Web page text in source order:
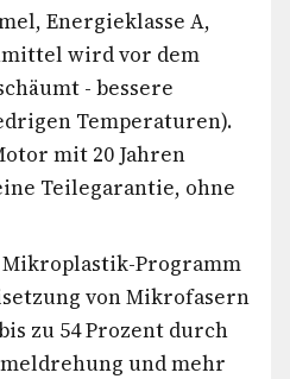
Energieklasse A,
wird vor dem
- bessere
Temperaturen).
mit 20 Jahren
Teilegarantie, ohne
Mikroplastik-Programm
von Mikrofasern
zu 54 Prozent durch
und mehr